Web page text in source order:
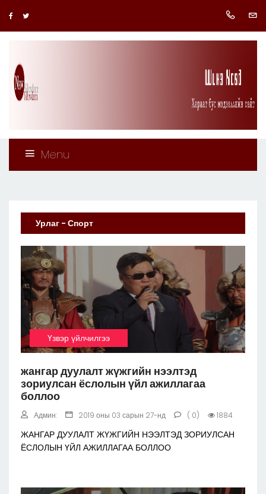
Menu
Урлаг - Спорт
Үзвэр үйлчилгээ
жангар дуулалт жүжгийн нээлтэд
зориулсан ёслолын үйл ажиллагаа
боллоо
Админ: 2019 оны 03 сарын 27-нд ( 0) 1884
ЖАНГАР ДУУЛАЛТ ЖҮЖГИЙН НЭЭЛТЭД ЗОРИУЛСАН
ЁСЛОЛЫН ҮЙЛ АЖИЛЛАГАА БОЛЛОО